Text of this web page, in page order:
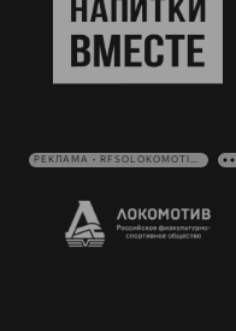
РЕКЛАМА • RFSOLOKOMOTIV.RU